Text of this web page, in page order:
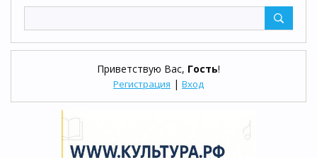
Приветствую Вас, Гость!
Регистрация | Вход